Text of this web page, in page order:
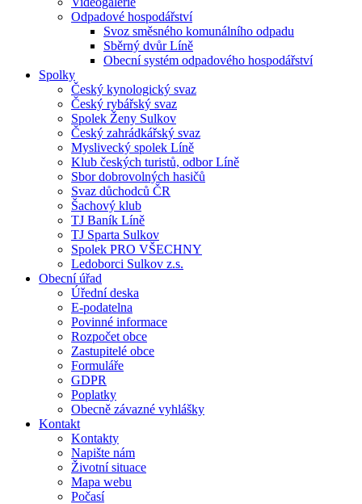
Odpadové hospodářství
Svoz směsného komunálního odpadu
Sběrný dvůr Líně
Obecní systém odpadového hospodářství
Spolky
Český kynologický svaz
Český rybářský svaz
Spolek Ženy Sulkov
Český zahrádkářský svaz
Myslivecký spolek Líně
Klub českých turistů, odbor Líně
Sbor dobrovolných hasičů
Svaz důchodců ČR
Šachový klub
TJ Baník Líně
TJ Sparta Sulkov
Spolek PRO VŠECHNY
Ledoborci Sulkov z.s.
Obecní úřad
Úřední deska
E-podatelna
Povinné informace
Rozpočet obce
Zastupitelé obce
Formuláře
GDPR
Poplatky
Obecně závazné vyhlášky
Kontakt
Kontakty
Napište nám
Životní situace
Mapa webu
Počasí